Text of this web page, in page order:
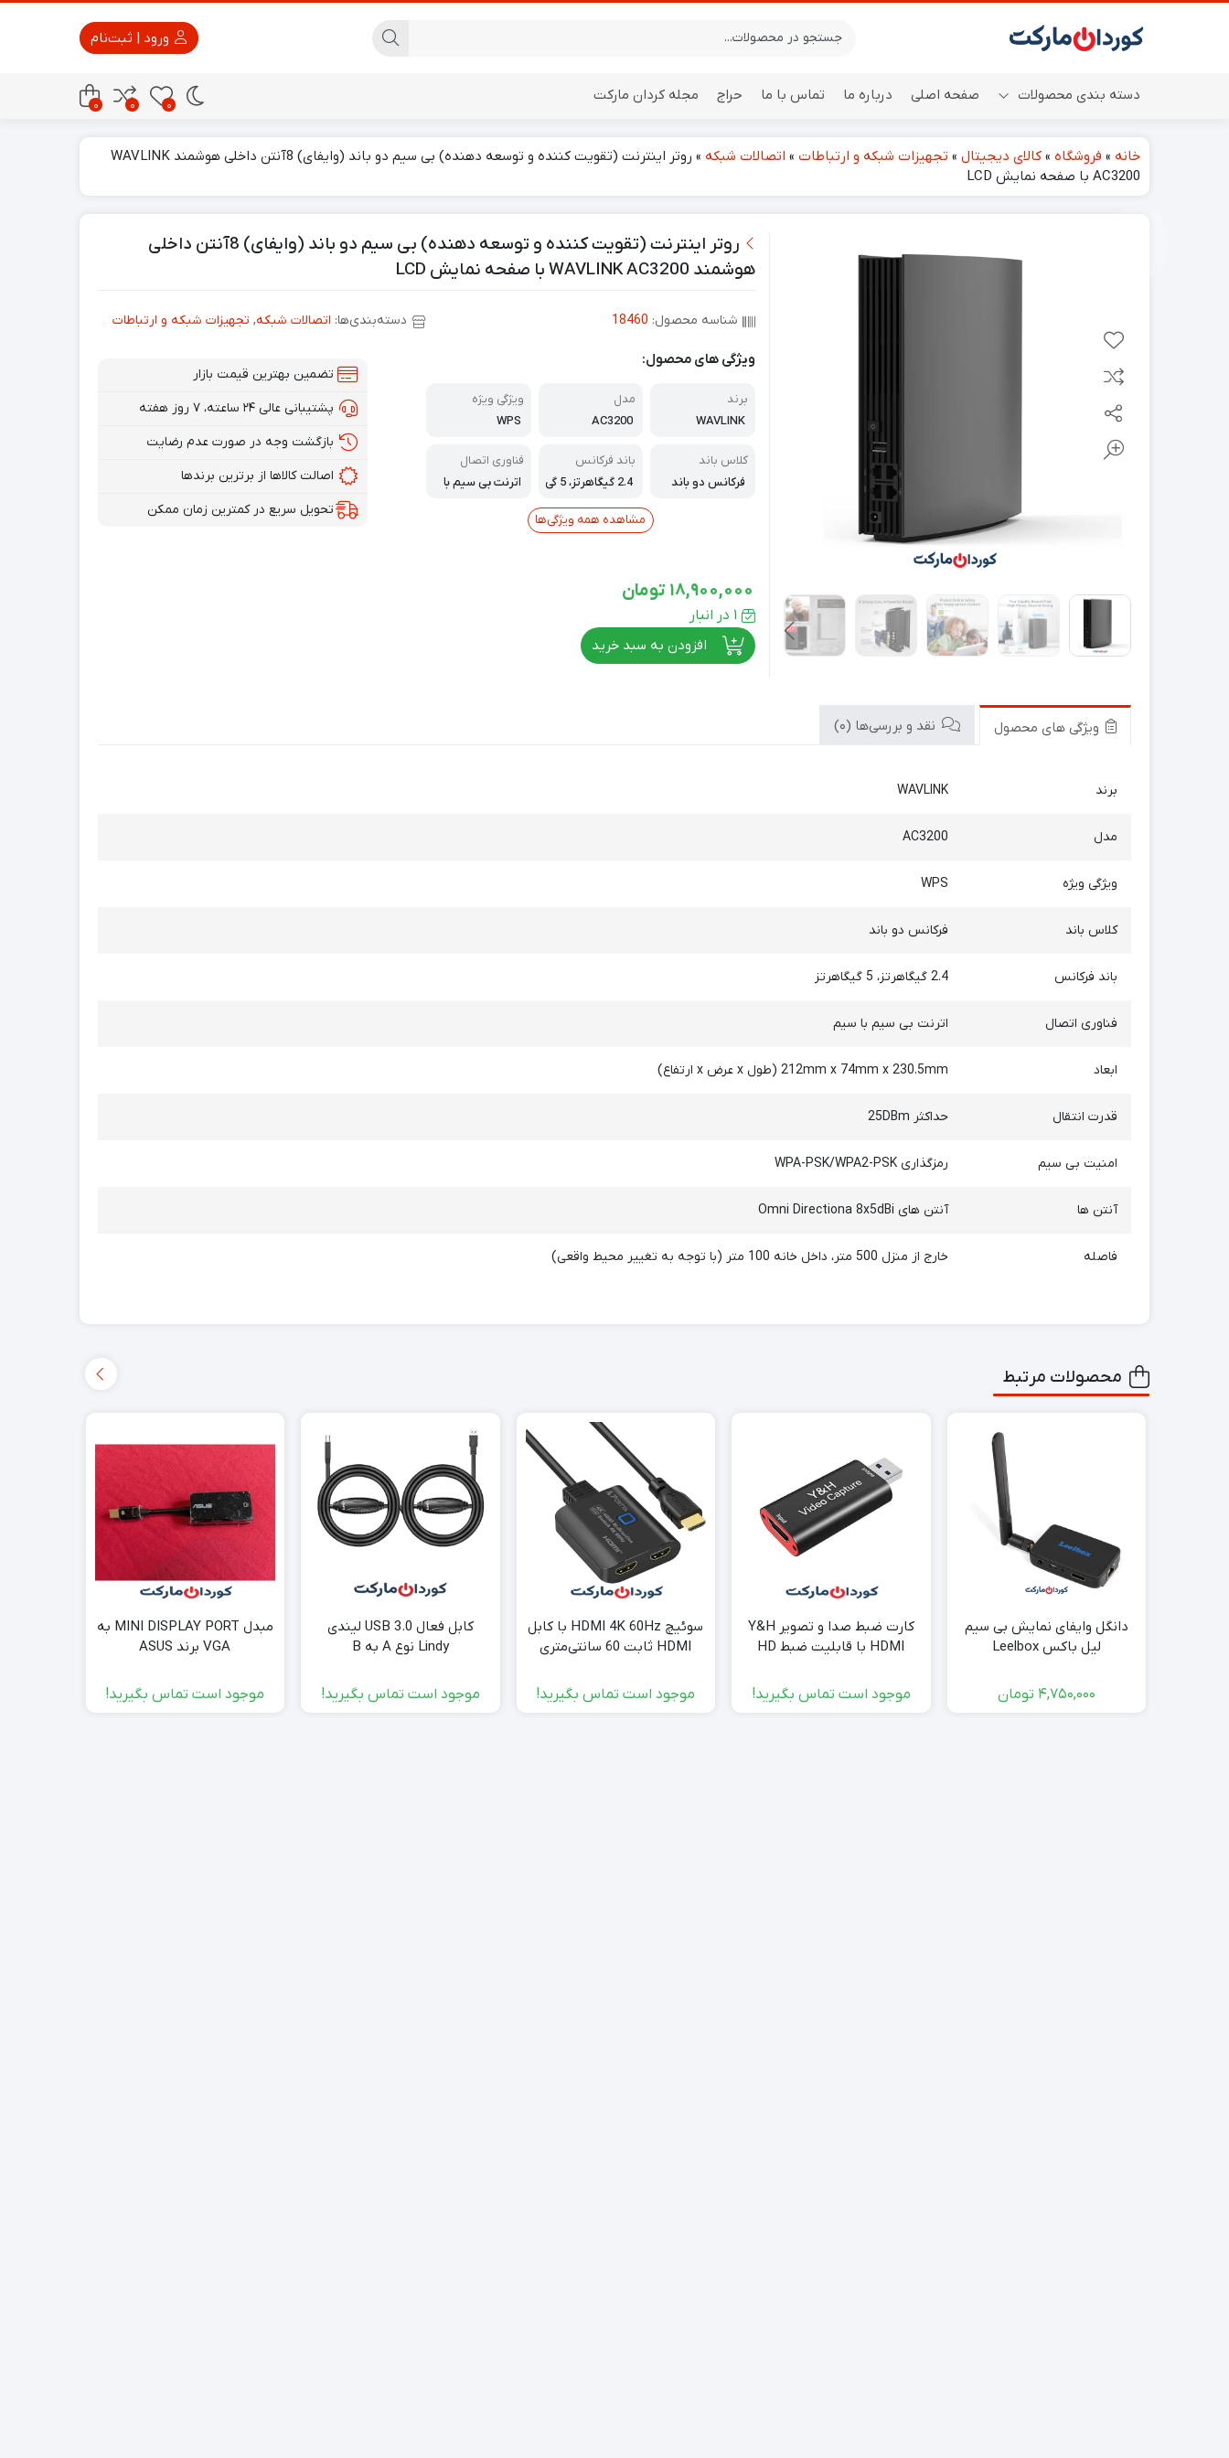
دسته بندی محصولات
اسپیکر ایستگاه هواشناسی باتری پاور بانک
صفحه اصلی درباره ما تماس با ما حراج مجله کردان مارکت
0
0
0
خانه » فروشگاه » کالای دیجیتال » تجهیزات شبکه و ارتباطات » اتصالات شبکه »
روتر اینترنت (تقویت کننده و توسعه دهنده) بی سیم دو باند (وایفای) 8آنتن داخلی هوشمند WAVLINK
AC3200 با صفحه نمایش LCD
روتر اینترنت (تقویت کننده و توسعه دهنده) بی سیم دو باند (وایفای) 8آنتن داخلی
هوشمند WAVLINK AC3200 با صفحه نمایش LCD
شناسه محصول: 18460 دسته‌بندی‌ها: اتصالات شبکه, تجهیزات شبکه و ارتباطات
ویژگی های محصول:
برند
WAVLINK
مدل
AC3200
ویژگی ویژه
WPS
کلاس باند
فرکانس دو باند
باند فرکانس
2.4 گیگاهرتز، 5 گی
فناوری اتصال
اترنت بی سیم با
مشاهده همه ویژگی‌ها
تضمین بهترین قیمت بازار
پشتیبانی عالی ۲۴ ساعته، ۷ روز هفته
بازگشت وجه در صورت عدم رضایت
اصالت کالاها از برترین برندها
تحویل سریع در کمترین زمان ممکن
18,900,000 تومان
1 در انبار
افزودن به سبد خرید
ویژگی های محصول نقد و بررسی‌ها (0)
برند WAVLINK
مدل AC3200
ویژگی ویژه WPS
کلاس باند فرکانس دو باند
باند فرکانس 2.4 گیگاهرتز، 5 گیگاهرتز
فناوری اتصال اترنت بی سیم با سیم
ابعاد 212mm x 74mm x 230.5mm (طول x عرض x ارتفاع)
قدرت انتقال حداکثر 25DBm
امنیت بی سیم رمزگذاری WPA-PSK/WPA2-PSK
آنتن ها آنتن های Omni Directiona 8x5dBi
فاصله خارج از منزل 500 متر، داخل خانه 100 متر (با توجه به تغییر محیط واقعی)
محصولات مرتبط
دانگل وایفای نمایش بی سیم
لیل باکس Leelbox
4,750,000 تومان
کارت ضبط صدا و تصویر Y&H
HDMI با قابلیت ضبط HD
موجود است تماس بگیرید!
سوئیچ HDMI 4K 60Hz با کابل
HDMI ثابت 60 سانتی‌متری
موجود است تماس بگیرید!
کابل فعال USB 3.0 لیندی
Lindy نوع A به B
موجود است تماس بگیرید!
مبدل MINI DISPLAY PORT به
VGA برند ASUS
موجود است تماس بگیرید!